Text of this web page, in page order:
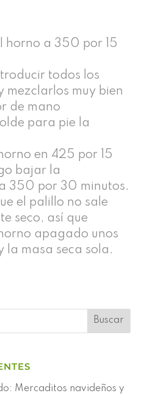
horno a 350 por 15
todos los
mezclarlos muy bien
de mano
para pie la
en 425 por 15
bajar la
350 por 30 minutos.
el palillo no sale
seco, así que
apagado unos
la masa seca sola.
Mercaditos navideños y